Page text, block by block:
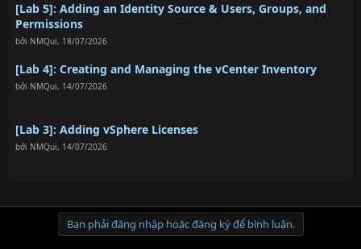
[Lab 5]: Adding an Identity Source & Users, Groups, and
Permissions
bởi NMQui, 18/07/2026
[Lab 4]: Creating and Managing the vCenter Inventory
bởi NMQui, 14/07/2026
[Lab 3]: Adding vSphere Licenses
bởi NMQui, 14/07/2026
Bạn phải đăng nhập hoặc đăng ký để bình luận.